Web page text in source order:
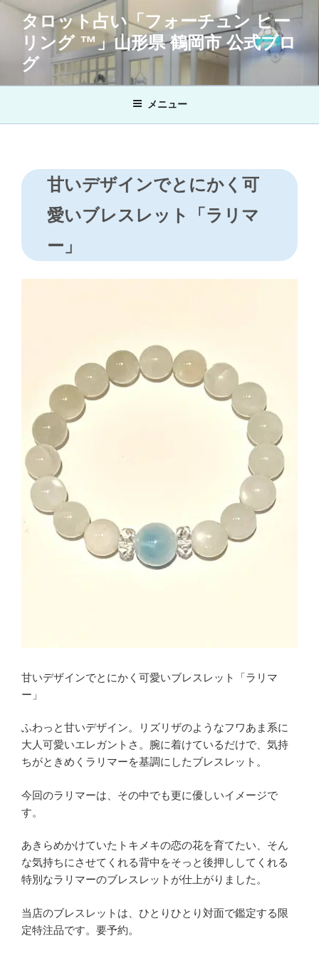
キ
タロット占い「フォーチュン ヒー
リング ™」山形県 鶴岡市 公式ブロ
グ
メニュー
甘いデザインでとにかく可
愛いブレスレット「ラリマ
ー」
甘いデザインでとにかく可愛いブレスレット「ラリマ
ー」
ふわっと甘いデザイン。リズリザのようなフワあま系に
大人可愛いエレガントさ。腕に着けているだけで、気持
ちがときめくラリマーを基調にしたブレスレット。
今回のラリマーは、その中でも更に優しいイメージで
す。
あきらめかけていたトキメキの恋の花を育てたい、そん
な気持ちにさせてくれる背中をそっと後押ししてくれる
特別なラリマーのブレスレットが仕上がりました。
当店のブレスレットは、ひとりひとり対面で鑑定する限
定特注品です。要予約。